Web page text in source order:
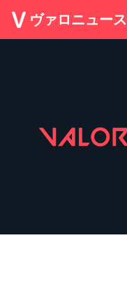
ヴァロニュース